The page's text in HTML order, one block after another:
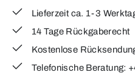
Lieferzeit ca. 1-3
14 Tage Rückgaberecht
Kostenlose
Telefonische Beratung: